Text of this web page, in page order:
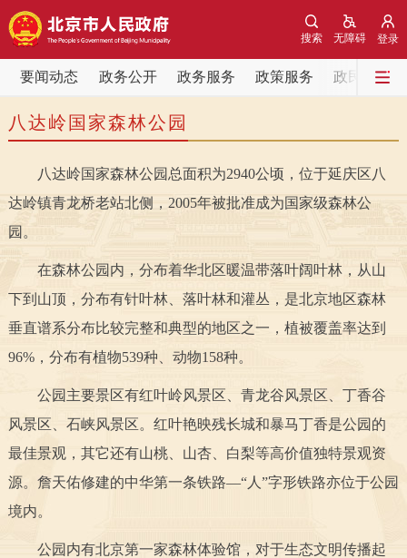
登录
无障碍
搜索
要闻动态 政务公开 政务服务 政策服务 政民互动
要闻动态
党中央精神 国务院信息
北京要闻 会议信息 部门动态
政务公开
市领导 机构职能 政策服务
决策公开 专题公开
政务服务
八达岭国家森林公园
八达岭国家森林公园总面积为2940公顷，位于延庆区八
达岭镇青龙桥老站北侧，2005年被批准成为国家级森林公
园。
在森林公园内，分布着华北区暖温带落叶阔叶林，从山
下到山顶，分布有针叶林、落叶林和灌丛，是北京地区森林
垂直谱系分布比较完整和典型的地区之一，植被覆盖率达到
96%，分布有植物539种、动物158种。
公园主要景区有红叶岭风景区、青龙谷风景区、丁香谷
风景区、石峡风景区。红叶艳映残长城和暴马丁香是公园的
最佳景观，其它还有山桃、山杏、白梨等高价值独特景观资
源。詹天佑修建的中华第一条铁路—“人”字形铁路亦位于公园
境内。
公园内有北京第一家森林体验馆，对于生态文明传播起